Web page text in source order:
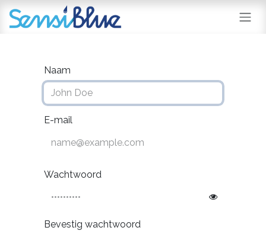
Overslaan naar inhoud
Naam
E-mail
Wachtwoord
Bevestig wachtwoord